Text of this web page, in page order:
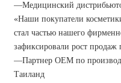
—Медицинский
«Наши покупатели
стал частью нашего
зафиксировали рост
—Партнер OEM по
Таиланд